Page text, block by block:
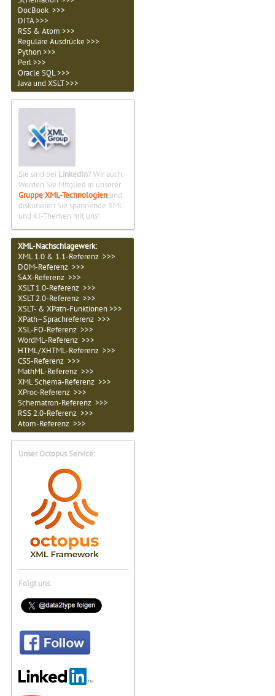
DocBook >>>
DITA >>>
RSS & Atom >>>
Reguläre Ausdrücke >>>
Python >>>
Perl >>>
Oracle SQL >>>
Java und XSLT >>>
Sie sind bei LinkedIn? Wir auch.
Werden Sie Mitglied in unserer
Gruppe XML-Technologien und
diskutieren Sie spannende XML-
und KI-Themen mit uns!
XML-Nachschlagewerk:
XML 1.0 & 1.1-Referenz >>>
DOM-Referenz >>>
SAX-Referenz >>>
XSLT 1.0-Referenz >>>
XSLT 2.0-Referenz >>>
XSLT- & XPath-Funktionen >>>
XPath–Sprachreferenz >>>
XSL-FO-Referenz >>>
WordML-Referenz >>>
HTML/XHTML-Referenz >>>
CSS-Referenz >>>
MathML-Referenz >>>
XML Schema-Referenz >>>
XProc-Referenz >>>
Schematron-Referenz >>>
RSS 2.0-Referenz >>>
Atom-Referenz >>>
Unser Octopus Service:
Folgt uns: